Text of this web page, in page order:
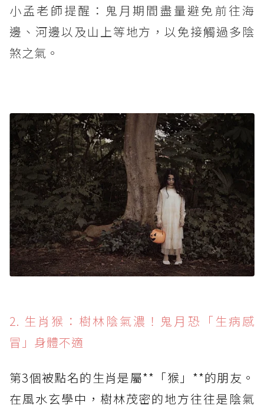
小孟老師提醒：鬼月期間盡量避免前往海
邊、河邊以及山上等地方，以免接觸過多陰
煞之氣。
2. 生肖猴：樹林陰氣濃！鬼月恐「生病感
冒」身體不適
第3個被點名的生肖是屬**「猴」**的朋友。
在風水玄學中，樹林茂密的地方往往是陰氣